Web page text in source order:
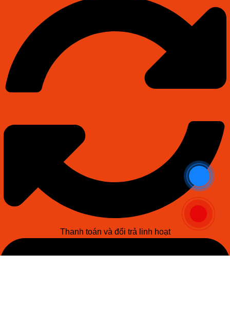
Thanh toán và đổi trả linh hoạt